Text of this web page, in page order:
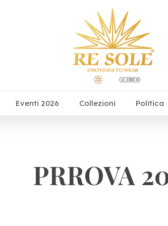
Eventi 2026 Collezioni Politica
PRROVA